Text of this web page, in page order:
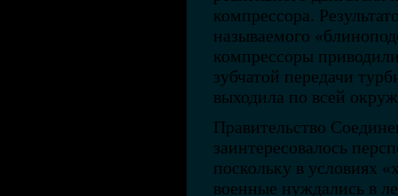
компрессора.
называемого
компрессоры
зубчатой передачи
выходила по всей
Правительство
заинтересовалось
поскольку в условиях
военные нуждались в